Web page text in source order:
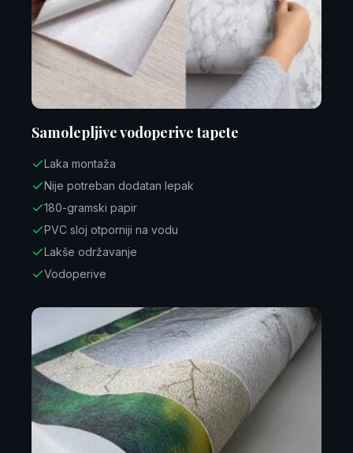
Samolepljive vodoperive tapete
Laka montaža
Nije potreban dodatan lepak
180-gramski papir
PVC sloj otporniji na vodu
Lakše održavanje
Vodoperive